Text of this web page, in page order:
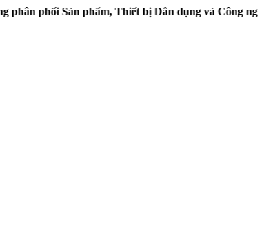
Sản phẩm, Thiết bị Dân dụng và Công nghiệp -